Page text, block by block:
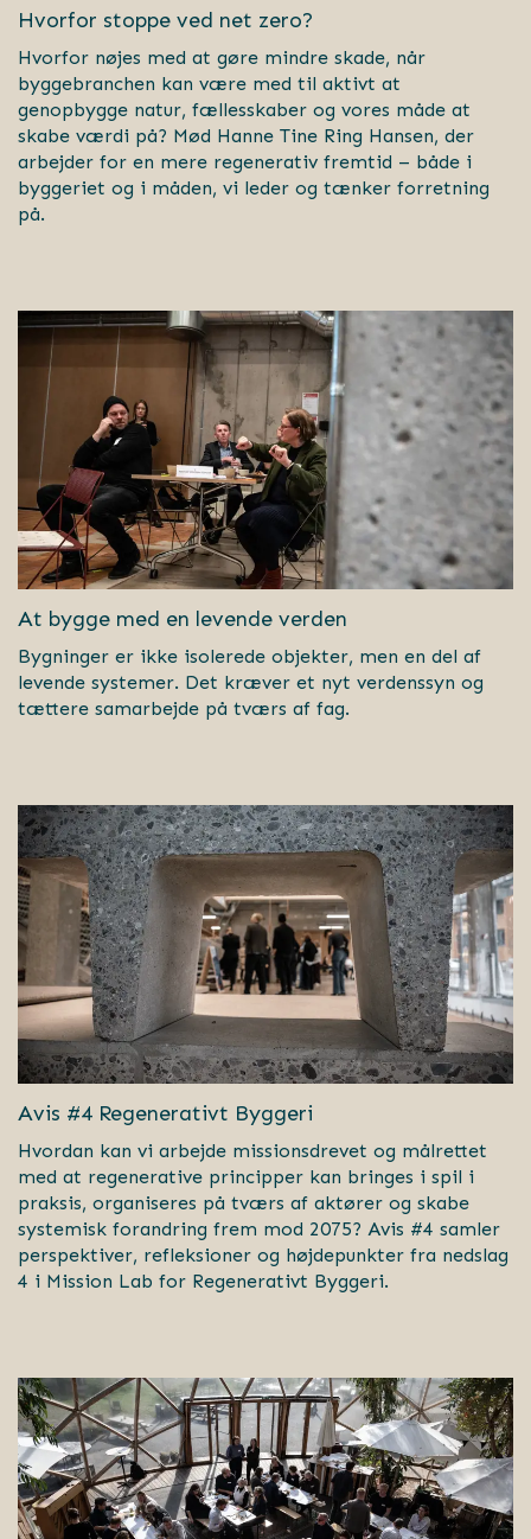
Hvorfor stoppe ved net zero?
Hvorfor nøjes med at gøre mindre skade, når
byggebranchen kan være med til aktivt at
genopbygge natur, fællesskaber og vores måde at
skabe værdi på? Mød Hanne Tine Ring Hansen, der
arbejder for en mere regenerativ fremtid – både i
byggeriet og i måden, vi leder og tænker forretning
på.
At bygge med en levende verden
Bygninger er ikke isolerede objekter, men en del af
levende systemer. Det kræver et nyt verdenssyn og
tættere samarbejde på tværs af fag.
Avis #4 Regenerativt Byggeri
Hvordan kan vi arbejde missionsdrevet og målrettet
med at regenerative principper kan bringes i spil i
praksis, organiseres på tværs af aktører og skabe
systemisk forandring frem mod 2075? Avis #4 samler
perspektiver, refleksioner og højdepunkter fra nedslag
4 i Mission Lab for Regenerativt Byggeri.